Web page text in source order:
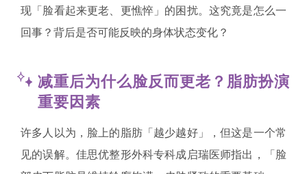
现「脸看起来更老、更憔悴」的困扰。这究竟是怎么一
回事？背后是否可能反映的身体状态变化？
减重后为什么脸反而更老？脂肪扮演
重要因素
许多人以为，脸上的脂肪「越少越好」，但这是一个常
见的误解。佳思优整形外科专科成启瑞医师指出，「脸